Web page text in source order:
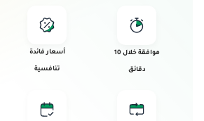
موافقة خلال 10
دقائق
أسعار فائدة
تنافسية